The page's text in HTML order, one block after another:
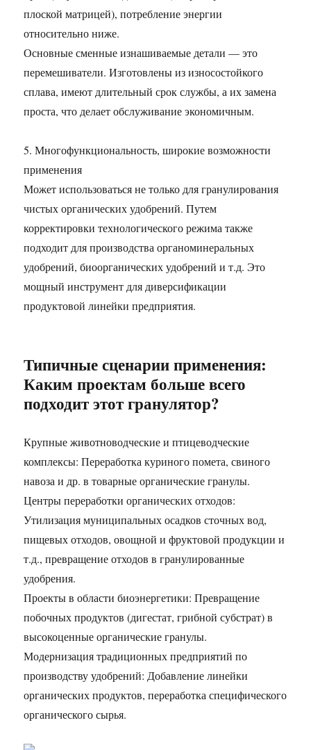
плоской матрицей), потребление энергии
относительно ниже.
Основные сменные изнашиваемые детали — это
перемешиватели. Изготовлены из износостойкого
сплава, имеют длительный срок службы, а их замена
проста, что делает обслуживание экономичным.
5. Многофункциональность, широкие возможности
применения
Может использоваться не только для гранулирования
чистых органических удобрений. Путем
корректировки технологического режима также
подходит для производства органоминеральных
удобрений, биоорганических удобрений и т.д. Это
мощный инструмент для диверсификации
продуктовой линейки предприятия.
Типичные сценарии применения:
Каким проектам больше всего
подходит этот гранулятор?
Крупные животноводческие и птицеводческие
комплексы: Переработка куриного помета, свиного
навоза и др. в товарные органические гранулы.
Центры переработки органических отходов:
Утилизация муниципальных осадков сточных вод,
пищевых отходов, овощной и фруктовой продукции и
т.д., превращение отходов в гранулированные
удобрения.
Проекты в области биоэнергетики: Превращение
побочных продуктов (дигестат, грибной субстрат) в
высокоценные органические гранулы.
Модернизация традиционных предприятий по
производству удобрений: Добавление линейки
органических продуктов, переработка специфического
органического сырья.